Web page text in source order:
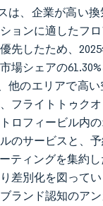
は、企業が高い
ョンに適したフ
先したため、
場シェアの
他のエリアで高
フライトトゥク
ロフィービル内
のサービスと、
ティングを集約
差別化を図って
ランド認知のア